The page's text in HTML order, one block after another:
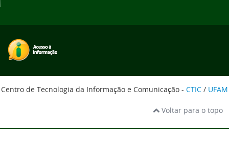
Centro de Tecnologia da Informação e Comunicação - CTIC / UFAM
Voltar para o topo